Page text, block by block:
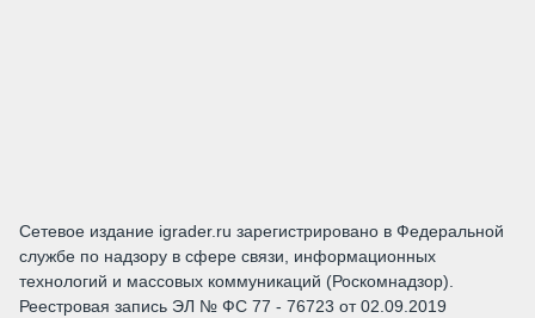
Сетевое издание igrader.ru зарегистрировано в Федеральной
службе по надзору в сфере связи, информационных
технологий и массовых коммуникаций (Роскомнадзор).
Реестровая запись ЭЛ № ФС 77 - 76723 от 02.09.2019